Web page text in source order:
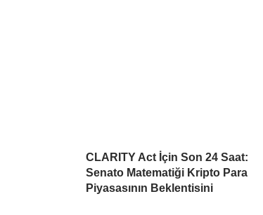
CLARITY Act İçin Son 24 Saat:
Senato Matematiği Kripto Para
Piyasasının Beklentisini